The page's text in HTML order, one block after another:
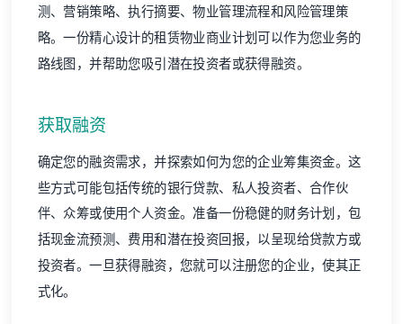
测、营销策略、执行摘要、物业管理流程和风险管理策
略。一份精心设计的租赁物业商业计划可以作为您业务的
路线图，并帮助您吸引潜在投资者或获得融资。
获取融资
确定您的融资需求，并探索如何为您的企业筹集资金。这
些方式可能包括传统的银行贷款、私人投资者、合作伙
伴、众筹或使用个人资金。准备一份稳健的财务计划，包
括现金流预测、费用和潜在投资回报，以呈现给贷款方或
投资者。一旦获得融资，您就可以注册您的企业，使其正
式化。